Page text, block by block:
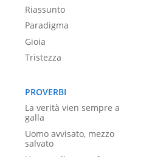
Riassunto
Paradigma
Gioia
Tristezza
PROVERBI
La verità vien sempre a
galla
Uomo avvisato, mezzo
salvato